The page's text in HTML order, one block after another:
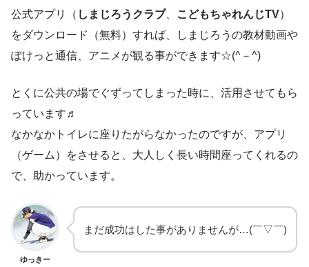
公式アプリ（ しまじろうクラブ、 こどもちゃれんじTV）
をダウンロード（無料）すれば、しまじろうの教材動画や
ぽけっと通信、アニメが観る事ができます☆(^－^)
とくに公共の場でぐずってしまった時に、活用させてもら
っています♬
なかなかトイレに座りたがらなかったのですが、アプリ
（ゲーム）をさせると、大人しく長い時間座ってくれるの
で、助かっています。
ゆっきー
まだ成功はした事がありませんが…(￣▽￣)